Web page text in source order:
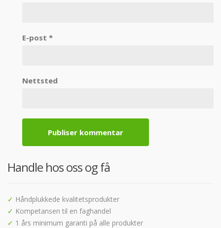
E-post *
Nettsted
Handle hos oss og få
✓ Håndplukkede kvalitetsprodukter
✓ Kompetansen til en faghandel
✓ 1 års minimum garanti på alle produkter